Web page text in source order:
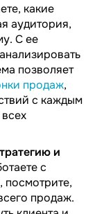
какие
аудитория,
С ее
позволяет
продаж,
с каждым
и
с
посмотрите,
продаж.